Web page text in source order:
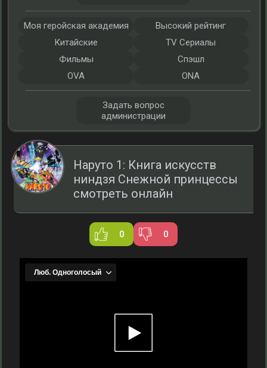
Наруто 1: Книга искусств
ниндзя Снежной принцессы
смотреть онлайн
0 0
Моя геройская академия
Высокий рейтинг
Китайские
TV Сериалы
Фильмы
Спэшл
OVA
ONA
Задать вопрос
администрации